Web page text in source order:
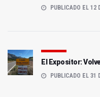
PUBLICADO EL 12
El Expositor:
PUBLICADO EL 31